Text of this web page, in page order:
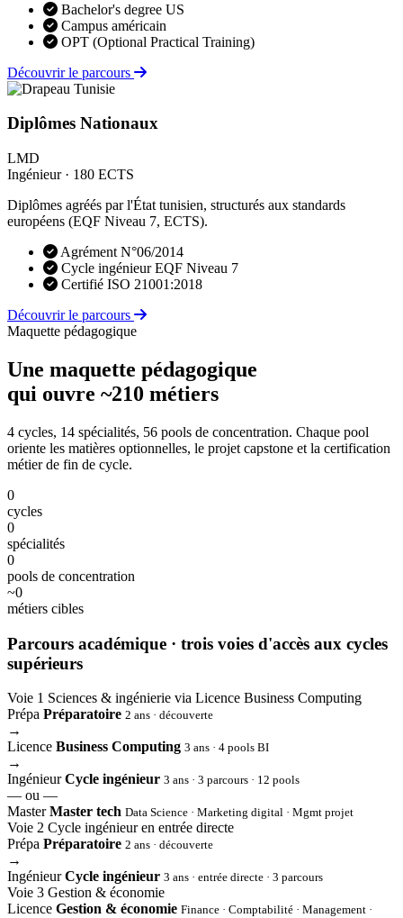
Bachelor's degree US
Campus américain
OPT (Optional Practical Training)
Découvrir le parcours
Diplômes Nationaux
LMD
Ingénieur · 180 ECTS
Diplômes agréés par l'État tunisien, structurés aux standards
européens (EQF Niveau 7, ECTS).
Agrément N°06/2014
Cycle ingénieur EQF Niveau 7
Certifié ISO 21001:2018
Découvrir le parcours
Maquette pédagogique
Une maquette pédagogique
qui ouvre ~210 métiers
4 cycles, 14 spécialités, 56 pools de concentration. Chaque pool
oriente les matières optionnelles, le projet capstone et la certification
métier de fin de cycle.
0
cycles
0
spécialités
0
pools de concentration
~0
métiers cibles
Parcours académique · trois voies d'accès aux cycles
supérieurs
Voie 1 Sciences & ingénierie via Licence Business Computing
Prépa Préparatoire 2 ans · découverte
→
Licence Business Computing 3 ans · 4 pools BI
→
Ingénieur Cycle ingénieur 3 ans · 3 parcours · 12 pools
— ou —
Master Master tech Data Science · Marketing digital · Mgmt projet
Voie 2 Cycle ingénieur en entrée directe
Prépa Préparatoire 2 ans · découverte
→
Ingénieur Cycle ingénieur 3 ans · entrée directe · 3 parcours
Voie 3 Gestion & économie
Licence Gestion & économie Finance · Comptabilité · Management ·